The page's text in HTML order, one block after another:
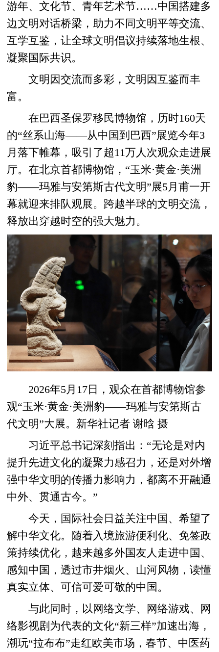
游年、文化节、青年艺术节……中国搭建多
边文明对话桥梁，助力不同文明平等交流、
互学互鉴，让全球文明倡议持续落地生根、
凝聚国际共识。
文明因交流而多彩，文明因互鉴而丰
富。
在巴西圣保罗移民博物馆，历时160天
的“丝系山海——从中国到巴西”展览今年3
月落下帷幕，吸引了超11万人次观众走进展
厅。在北京首都博物馆，“玉米·黄金·美洲
豹——玛雅与安第斯古代文明”展5月甫一开
幕就迎来排队观展。跨越半球的文明交流，
释放出穿越时空的强大魅力。
2026年5月17日，观众在首都博物馆参
观“玉米·黄金·美洲豹——玛雅与安第斯古
代文明”大展。新华社记者 谢晗 摄
习近平总书记深刻指出：“无论是对内
提升先进文化的凝聚力感召力，还是对外增
强中华文明的传播力影响力，都离不开融通
中外、贯通古今。”
今天，国际社会日益关注中国、希望了
解中华文化。随着入境旅游便利化、免签政
策持续优化，越来越多外国友人走进中国、
感知中国，透过市井烟火、山河风物，读懂
真实立体、可信可爱可敬的中国。
与此同时，以网络文学、网络游戏、网
络影视剧为代表的文化“新三样”加速出海，
潮玩“拉布布”走红欧美市场，春节、中医药